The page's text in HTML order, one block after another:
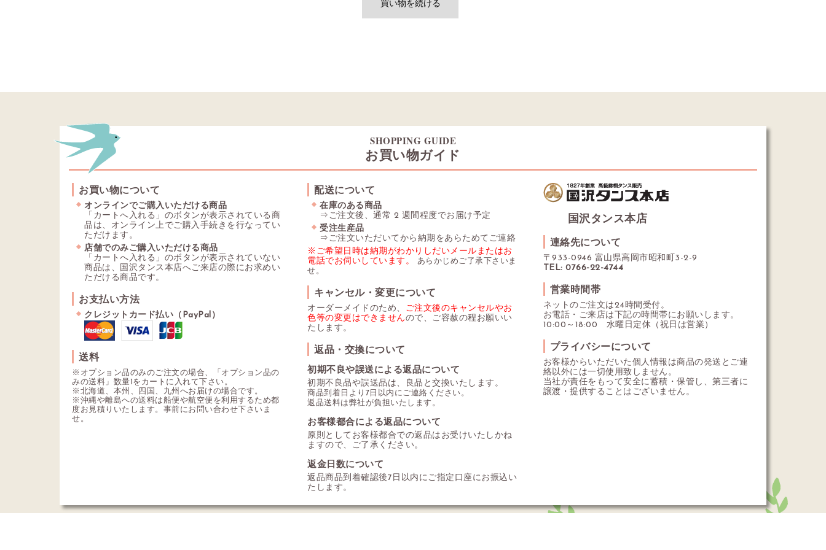
SHOPPING GUIDE
お買い物ガイド
お買い物について
オンラインでご購入いただける商品
「カートへ入れる」のボタンが表示されている商
品は、オンライン上でご購入手続きを行なってい
ただけます。
店舗でのみご購入いただける商品
「カートへ入れる」のボタンが表示されていない
商品は、国沢タンス本店へご来店の際にお求めい
ただける商品です。
お支払い方法
クレジットカード払い（PayPal）
送料
※オプション品のみのご注文の場合、「オプション品の
みの送料」数量1をカートに入れて下さい。
※北海道、本州、四国、九州へお届けの場合です。
※沖縄や離島への送料は船便や航空便を利用するため都
度お見積りいたします。事前にお問い合わせ下さいま
せ。
配送について
在庫のある商品
⇒ご注文後、通常 2 週間程度でお届け予定
受注生産品
⇒ご注文いただいてから納期をあらためてご連絡
※ご希望日時は納期がわかりしだいメールまたはお
電話でお伺いしています。
あらかじめご了承下さいま
せ。
キャンセル・変更について
オーダーメイドのため、 ご注文後のキャンセルやお
色等の変更はできませんので、ご容赦の程お願いい
たします。
返品・交換について
初期不良や誤送による返品について
初期不良品や誤送品は、良品と交換いたします。
商品到着日より7日以内にご連絡ください。
返品送料は弊社が負担いたします。
お客様都合による返品について
原則としてお客様都合での返品はお受けいたしかね
ますので、ご了承ください。
返金日数について
返品商品到着確認後7日以内にご指定口座にお振込い
たします。
国沢タンス本店
連絡先について
〒933-0946 富山県高岡市昭和町3-2-9
TEL: 0766-22-4744
営業時間帯
ネットのご注文は24時間受付。
お電話・ご来店は下記の時間帯にお願いします。
10:00～18:00 水曜日定休（祝日は営業）
プライバシーについて
お客様からいただいた個人情報は商品の発送とご連
絡以外には一切使用致しません。
当社が責任をもって安全に蓄積・保管し、第三者に
譲渡・提供することはございません。